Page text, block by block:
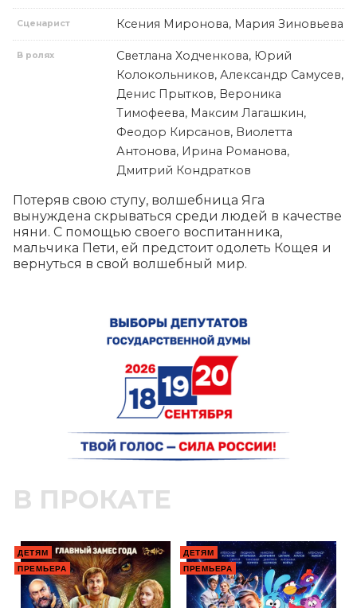
Сценарист Ксения Миронова, Мария Зиновьева
В ролях
Светлана Ходченкова, Юрий
Колокольников, Александр Самусев,
Денис Прытков, Вероника
Тимофеева, Максим Лагашкин,
Феодор Кирсанов, Виолетта
Антонова, Ирина Романова,
Дмитрий Кондратков
Потеряв свою ступу, волшебница Яга
вынуждена скрываться среди людей в качестве
няни. С помощью своего воспитанника,
мальчика Пети, ей предстоит одолеть Кощея и
вернуться в свой волшебный мир.
В ПРОКАТЕ
ДЕТЯМ
ПРЕМЬЕРА
ДЕТЯМ
ПРЕМЬЕРА